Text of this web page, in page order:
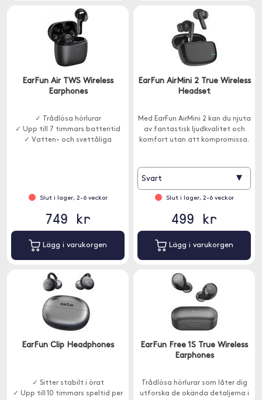
EarFun Air TWS Wireless
Earphones
✓ Trådlösa hörlurar
✓ Upp till 7 timmars batteritid
✓ Vatten- och svettåliga
Slut i lager, 2-6 veckor
749 kr
Lägg i varukorgen
EarFun AirMini 2 True Wireless
Headset
Med EarFun AirMini 2 kan du njuta
av fantastisk ljudkvalitet och
komfort utan att kompromissa.
Svart ▾
Slut i lager, 2-6 veckor
499 kr
Lägg i varukorgen
EarFun Clip Headphones
✓ Sitter stabilt i örat
✓ Upp till 10 timmars speltid per
EarFun Free 1S True Wireless
Earphones
Trådlösa hörlurar som låter dig
utforska de okända detaljerna i